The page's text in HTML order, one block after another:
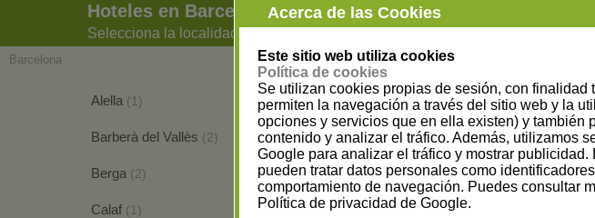
Hoteles en Barcelona
Selecciona la localidad
Acerca de las Cookies
Este sitio web utiliza cookies
Política de cookies
Se utilizan cookies propias de sesión, con finalidad
permiten la navegación a través del sitio web y la
opciones y servicios que en ella existen) y también
contenido y analizar el tráfico. Además, utilizamos
Google para analizar el tráfico y mostrar publicidad.
pueden tratar datos personales como
comportamiento de navegación. Puedes consultar
Política de privacidad de Google.
Barcelona
Alella (1) Badalona (2)
Barberà del Vallès (2) Barcelona(404)
Berga (2) Cabrils(1)
Calaf (1) Caldes de Montbui